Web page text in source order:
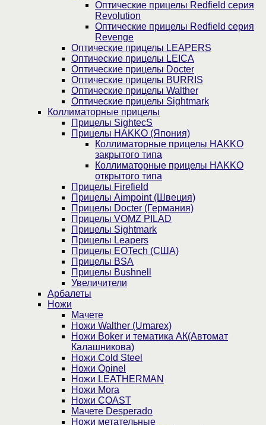
Оптические прицелы Redfield серия
Revolution
Оптические прицелы Redfield серия
Revenge
Оптические прицелы LEAPERS
Оптические прицелы LEICA
Оптические прицелы Docter
Оптические прицелы BURRIS
Оптические прицелы Walther
Оптические прицелы Sightmark
Коллиматорные прицелы
Прицелы SightecS
Прицелы HAKKO (Япония)
Коллиматорные прицелы HAKKO
закрытого типа
Коллиматорные прицелы HAKKO
открытого типа
Прицелы Firefield
Прицелы Aimpoint (Швеция)
Прицелы Docter (Германия)
Прицелы VOMZ PILAD
Прицелы Sightmark
Прицелы Leapers
Прицелы EOTech (США)
Прицелы BSA
Прицелы Bushnell
Увеличители
Арбалеты
Ножи
Мачете
Ножи Walther (Umarex)
Ножи Boker и тематика АК(Автомат
Калашникова)
Ножи Cold Steel
Ножи Opinel
Ножи LEATHERMAN
Ножи Mora
Ножи COAST
Мачете Desperado
Ножи метательные